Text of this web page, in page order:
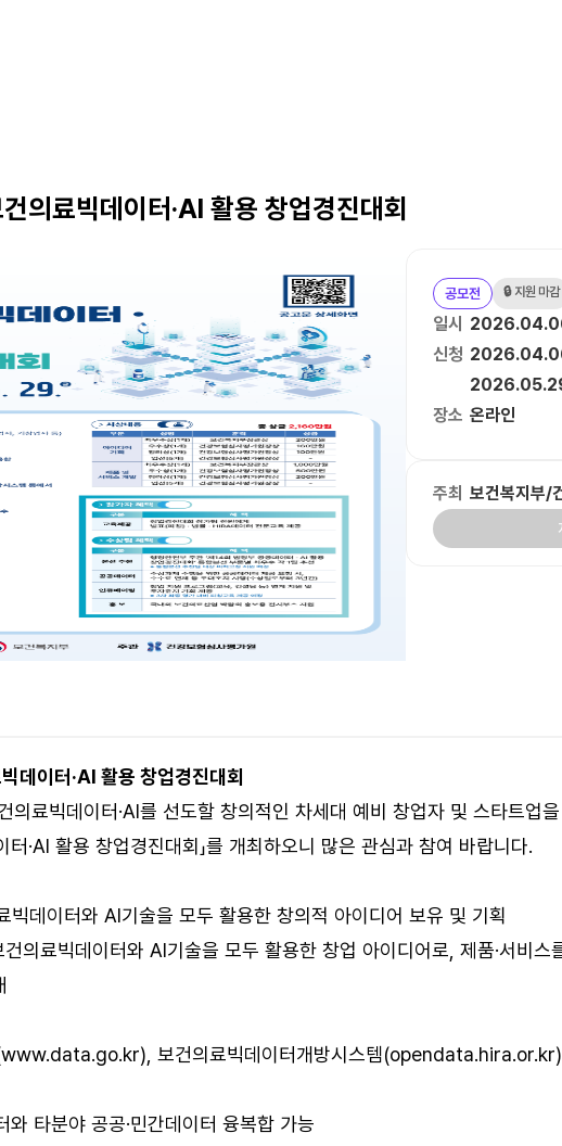
의료빅데이터·AI 활용 창업경진대회
공모전 🔒 지원 마감
일시
신청
장소 온라인
주최 보건복지부/
데이터·AI 활용 창업경진대회
의료빅데이터·AI를 선도할 창의적인 차세대 예비 창업자 및 스타트업
터·AI 활용 창업경진대회」를 개최하오니 많은 관심과 참여 바랍니다.
빅데이터와 AI기술을 모두 활용한 창의적 아이디어 보유 및 기획
의료빅데이터와 AI기술을 모두 활용한 창업 아이디어로, 제품·서비스
www.data.go.kr), 보건의료빅데이터개방시스템(opendata.hira.or.kr
타분야 공공·민간데이터 융복합 가능